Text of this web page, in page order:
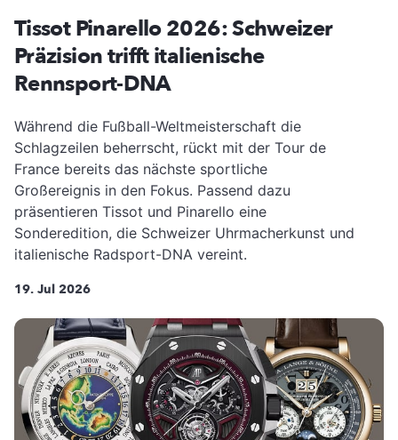
Tissot Pinarello 2026: Schweizer
Präzision trifft italienische
Rennsport-DNA
Während die Fußball-Weltmeisterschaft die
Schlagzeilen beherrscht, rückt mit der Tour de
France bereits das nächste sportliche
Großereignis in den Fokus. Passend dazu
präsentieren Tissot und Pinarello eine
Sonderedition, die Schweizer Uhrmacherkunst und
italienische Radsport-DNA vereint.
19. Jul 2026